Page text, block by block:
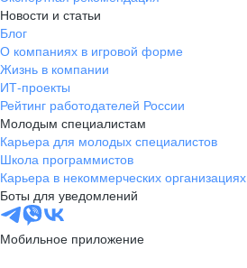
Новосибирск
ул. Большевистская, д. 35,
помещение 21
+7 383 207-94-64
pr@nsk.hh.ru
Минск
пр-т Дзержинского, д. 57,
10 этаж, помещение 45-1
Новости и статьи
Блог
О компаниях в игровой форме
Жизнь в компании
ИТ-проекты
Рейтинг работодателей России
Молодым специалистам
Карьера для молодых специалистов
Школа программистов
Карьера в некоммерческих организациях
Боты для уведомлений
Мобильное приложение